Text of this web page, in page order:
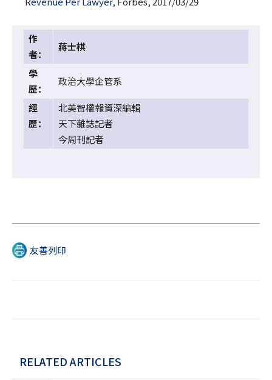
作
者：
蔣士棋
學
歷：
政治大學企管系
經
歷：
北美智權報資深編輯
天下雜誌記者
今周刊記者
友善列印
RELATED ARTICLES